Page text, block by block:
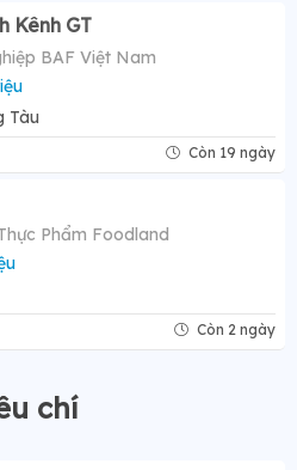
Kênh GT
BAF Việt Nam
Tàu
Còn 19 ngày
Phẩm Foodland
Còn 2 ngày
chí